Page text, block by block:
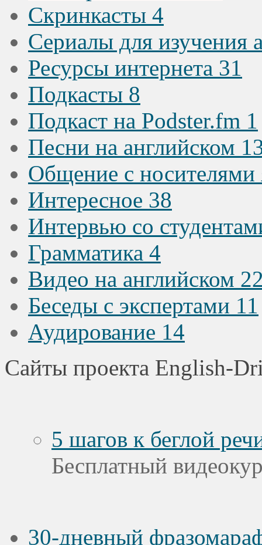
Скринкасты 4
Сериалы для изучения
Ресурсы интернета 31
Подкасты 8
Подкаст на Podster.fm 1
Песни на английском
Общение с носителями
Интересное 38
Интервью со
Грамматика 4
Видео на английском
Беседы с экспертами 11
Аудирование 14
Сайты проекта English-
5 шагов к беглой
Бесплатный
30-дневный